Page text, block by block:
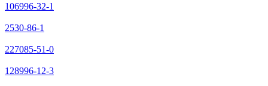
106996-32-1
2530-86-1
227085-51-0
128996-12-3